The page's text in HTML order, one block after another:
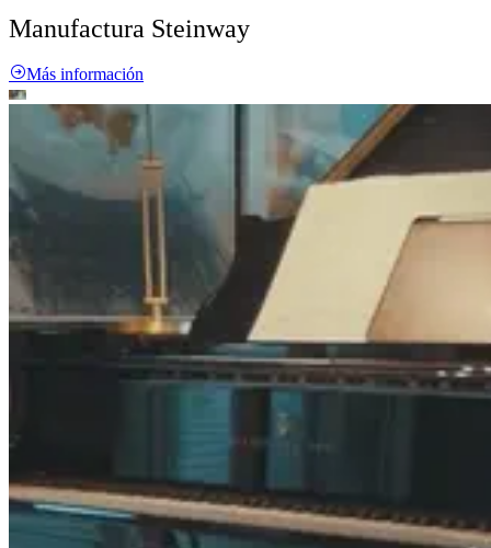
Manufactura Steinway
Más información